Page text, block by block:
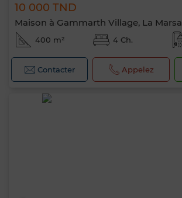
10 000 TND
Maison à Gammarth Village, La Marsa
400 m² 4 Ch.
Contacter Appelez